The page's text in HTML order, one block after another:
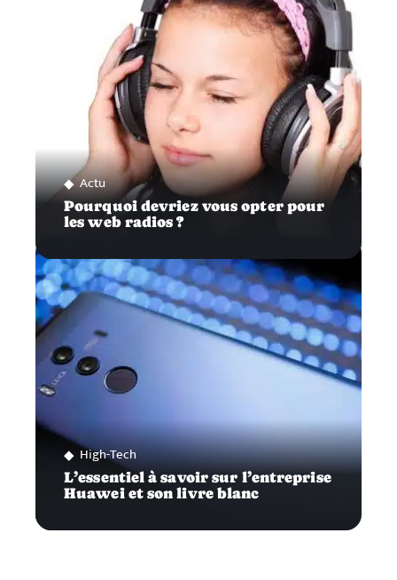
Actu
Pourquoi devriez vous opter pour
les web radios ?
High-Tech
L’essentiel à savoir sur l’entreprise
Huawei et son livre blanc